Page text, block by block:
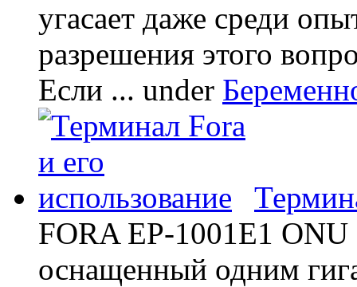
угасает даже среди
разрешения этого
Если ... under
FORA EP-1001E1 ONU
оснащенный одним